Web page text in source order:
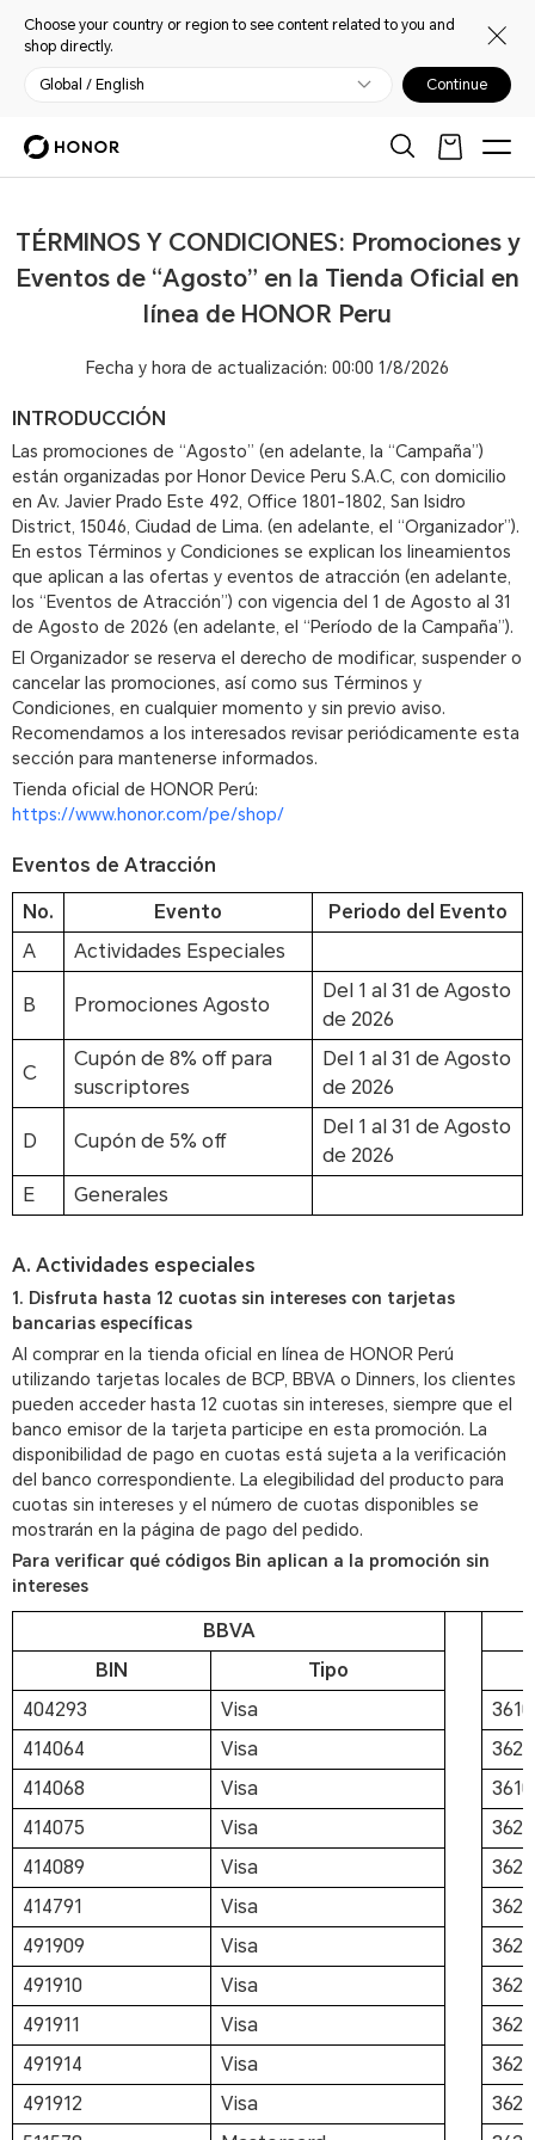
Choose your country or region to see content related to you and
shop directly.
Global / English Continue
TÉRMINOS Y CONDICIONES: Promociones y
Eventos de “Agosto” en la Tienda Oficial en
línea de HONOR Peru
Fecha y hora de actualización: 00:00 1/8/2026
INTRODUCCIÓN
Las promociones de “Agosto” (en adelante, la “Campaña”)
están organizadas por Honor Device Peru S.A.C, con domicilio
en Av. Javier Prado Este 492, Office 1801-1802, San Isidro
District, 15046, Ciudad de Lima. (en adelante, el “Organizador”).
En estos Términos y Condiciones se explican los lineamientos
que aplican a las ofertas y eventos de atracción (en adelante,
los “Eventos de Atracción”) con vigencia del 1 de Agosto al 31
de Agosto de 2026 (en adelante, el “Período de la Campaña”).
El Organizador se reserva el derecho de modificar, suspender o
cancelar las promociones, así como sus Términos y
Condiciones, en cualquier momento y sin previo aviso.
Recomendamos a los interesados revisar periódicamente esta
sección para mantenerse informados.
Tienda oficial de HONOR Perú:
https://www.honor.com/pe/shop/
Eventos de Atracción
No. Evento
Periodo del Evento
A
Actividades Especiales
B Promociones Agosto
Del 1 al 31 de Agosto
de 2026
C
Cupón de 8% off para
suscriptores
Del 1 al 31 de Agosto
de 2026
D Cupón de 5% off
Del 1 al 31 de Agosto
de 2026
E
Generales
A. Actividades especiales
1. Disfruta hasta 12 cuotas sin intereses con tarjetas
bancarias específicas
Al comprar en la tienda oficial en línea de HONOR Perú
utilizando tarjetas locales de BCP, BBVA o Dinners, los clientes
pueden acceder hasta 12 cuotas sin intereses, siempre que el
banco emisor de la tarjeta participe en esta promoción. La
disponibilidad de pago en cuotas está sujeta a la verificación
del banco correspondiente. La elegibilidad del producto para
cuotas sin intereses y el número de cuotas disponibles se
mostrarán en la página de pago del pedido.
Para verificar qué códigos Bin aplican a la promoción sin
intereses
BBVA
BIN
Tipo
404293
Visa
414064
Visa
414068
Visa
414075
Visa
414089
Visa
414791
Visa
491909
Visa
491910
Visa
491911
Visa
491914
Visa
491912
Visa